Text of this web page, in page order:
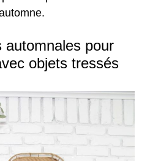
automnales pour
objets tressés